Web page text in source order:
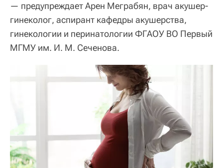
— предупреждает Арен Меграбян, врач акушер-
гинеколог, аспирант кафедры акушерства,
гинекологии и перинатологии ФГАОУ ВО Первый
МГМУ им. И. М. Сеченова.